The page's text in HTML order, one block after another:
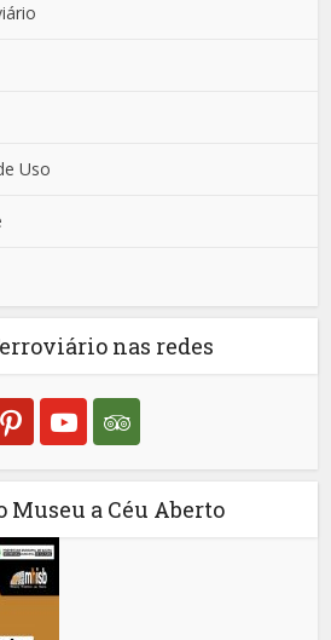
Uso
nas redes
Museu a Céu Aberto